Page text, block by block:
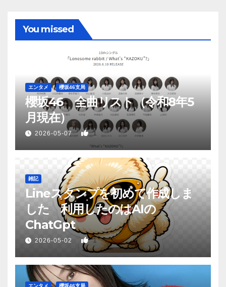
You missed
エンタメ 櫻坂46支局
櫻坂46 全曲リスト（令和8年5
月現在）
2026-05-07 1
雑記
Lineスタンプを初めて作成しま
した 利用したのはAIの
ChatGpt
2026-05-02 1
エンタメ 櫻坂46支局